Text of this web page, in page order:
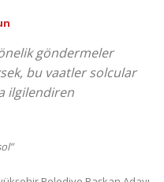
göndermeler
bu vaatler solcular
ilgilendiren